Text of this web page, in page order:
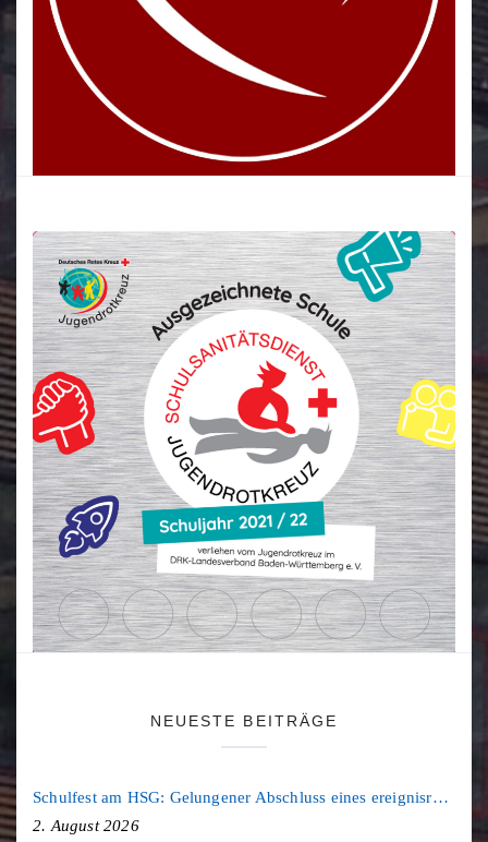
NEUESTE BEITRÄGE
Schulfest am HSG: Gelungener Abschluss eines ereignisreichen Schuljahres
2. August 2026